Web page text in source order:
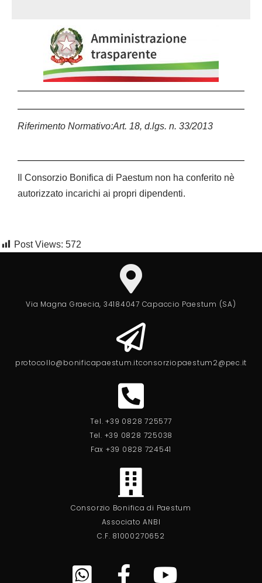
Riferimento Normativo:Art. 18, d.lgs. n. 33/2013
Il Consorzio Bonifica di Paestum non ha conferito nè
autorizzato incarichi ai propri dipendenti.
Post Views: 572
Via Magna Graecia, 34184047 Capaccio Paestum (SA)
protocollo@bonificapaestum.itconsorziopaestum2@pec.it
Tel. +39 0828 725577
Tel. +39 0828 725038
Fax +39 0828 724541
Consorzio Bonifica di Paestum
Associato ANBI
C.F. 81000270652